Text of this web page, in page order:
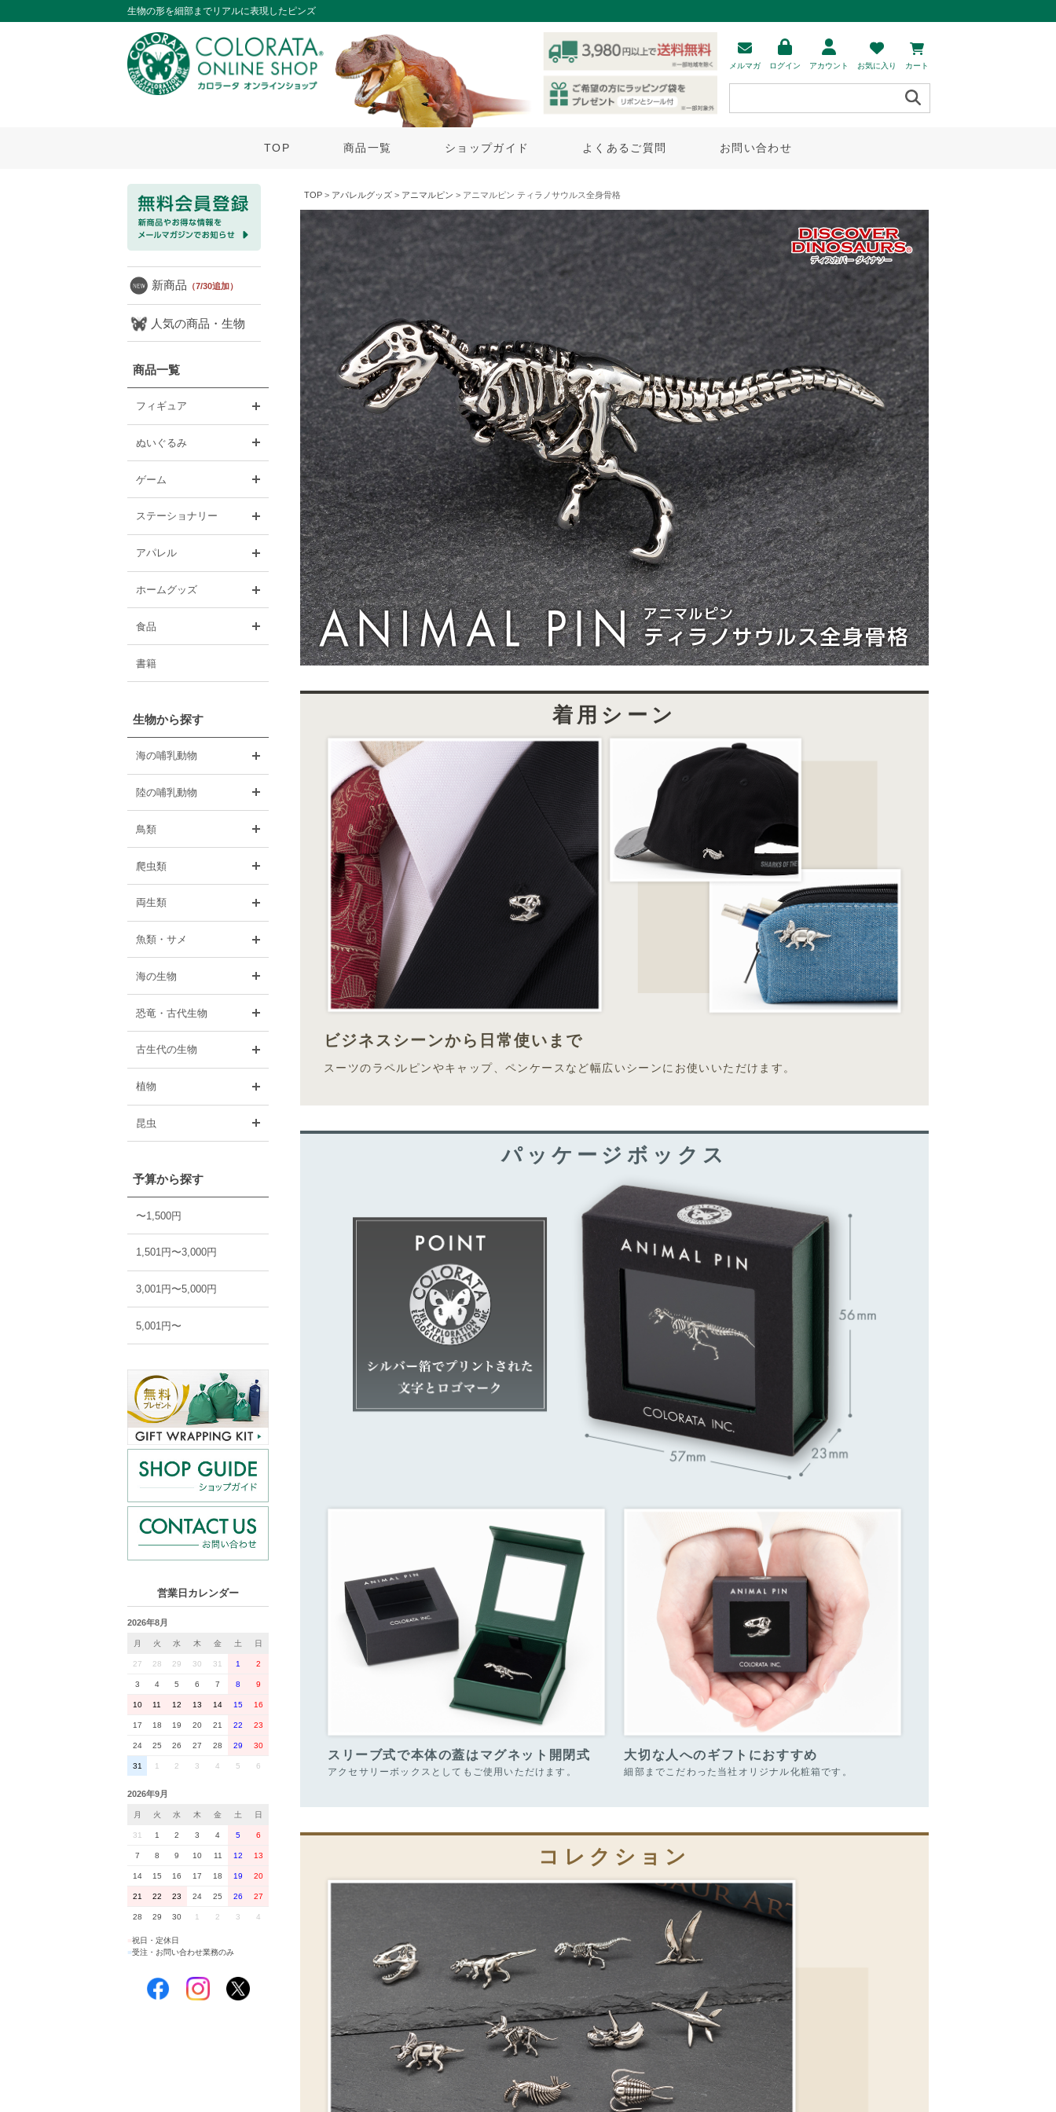
生物の形を細部までリアルに表現したピンズ
メルマガ ログイン アカウント お気に入り カート
TOP 商品一覧 ショップガイド よくあるご質問 お問い合わせ
新商品 （7/30追加）
人気の商品・生物
商品一覧
フィギュア
ぬいぐるみ
ゲーム
ステーショナリー
アパレル
ホームグッズ
食品
書籍
生物から探す
海の哺乳動物
陸の哺乳動物
鳥類
爬虫類
両生類
魚類・サメ
海の生物
恐竜・古代生物
古生代の生物
植物
昆虫
予算から探す
〜1,500円
1,501円〜3,000円
3,001円〜5,000円
5,001円〜
営業日カレンダー
2026年8月
月 火 水 木 金 土 日
27 28 29 30 31 1 2
3 4 5 6 7 8 9
10 11 12 13 14 15 16
17 18 19 20 21 22 23
24 25 26 27 28 29 30
31 1 2 3 4 5 6
2026年9月
月 火 水 木 金 土 日
31 1 2 3 4 5 6
7 8 9 10 11 12 13
14 15 16 17 18 19 20
21 22 23 24 25 26 27
28 29 30 1 2 3 4
祝日・定休日
■受注・お問い合わせ業務のみ
TOP > アパレルグッズ > アニマルピン > アニマルピン ティラノサウルス全身骨格
着用シーン
ビジネスシーンから日常使いまで
スーツのラペルピンやキャップ、ペンケースなど幅広いシーンにお使いいただけます。
パッケージボックス
スリーブ式で本体の蓋はマグネット開閉式
アクセサリーボックスとしてもご使用いただけます。
大切な人へのギフトにおすすめ
細部までこだわった当社オリジナル化粧箱です。
コレクション